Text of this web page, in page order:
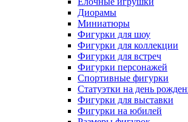
Диорамы
Миниатюры
Фигурки для шоу
Фигурки для коллекции
Фигурки для встреч
Фигурки персонажей
Спортивные фигурки
Статуэтки на день
Фигурки для выставки
Фигурки на юбилей